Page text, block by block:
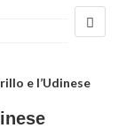
e l’Udinese